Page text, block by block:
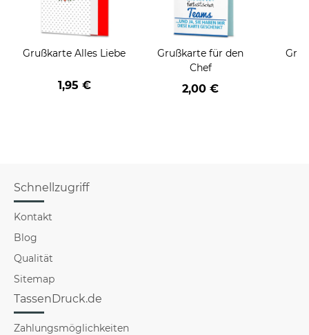
Grußkarte Alles Liebe
1,95 €
Grußkarte für den
Chef
2,00 €
Schnellzugriff
Kontakt
Blog
Qualität
Sitemap
TassenDruck.de
Zahlungsmöglichkeiten